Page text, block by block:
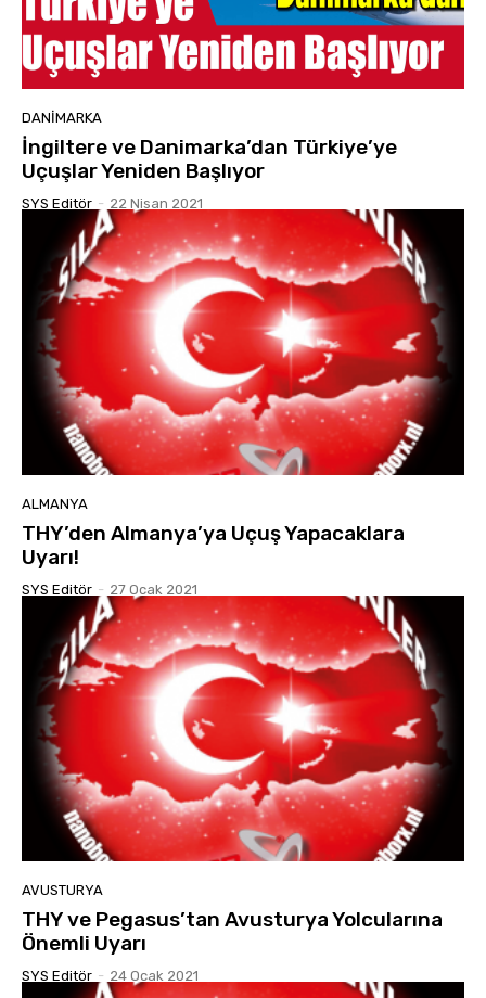
DANIMARKA
İngiltere ve Danimarka’dan Türkiye’ye
Uçuşlar Yeniden Başlıyor
SYS Editör - 22 Nisan 2021
ALMANYA
THY’den Almanya’ya Uçuş Yapacaklara
Uyarı!
SYS Editör - 27 Ocak 2021
AVUSTURYA
THY ve Pegasus’tan Avusturya Yolcularına
Önemli Uyarı
SYS Editör - 24 Ocak 2021